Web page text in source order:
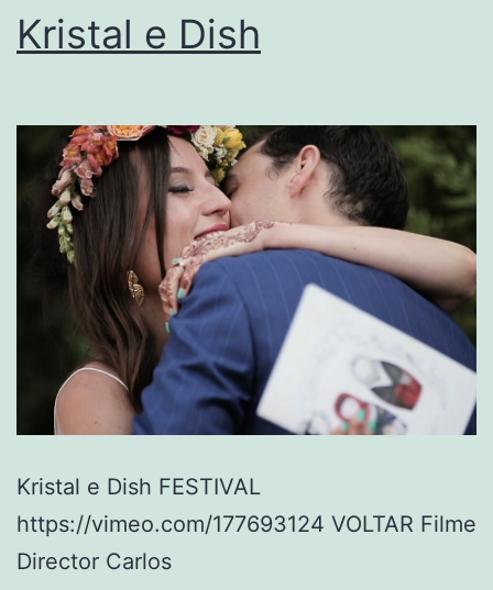
Kristal e Dish
Kristal e Dish FESTIVAL
https://vimeo.com/177693124 VOLTAR Filme
Director Carlos